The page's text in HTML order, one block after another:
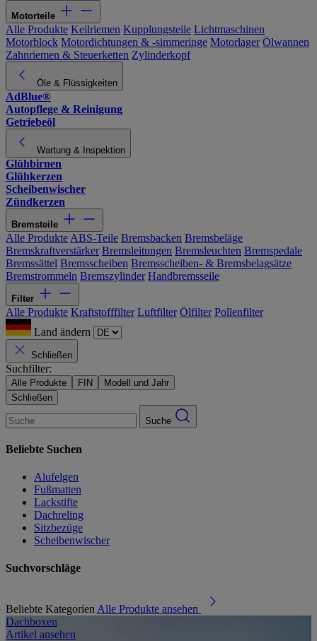
Motorteile
Alle Produkte Keilriemen Kupplungsteile Lichtmaschinen
Motorblock Motordichtungen & -simmeringe Motorlager Ölwannen
Zahnriemen & Steuerketten Zylinderkopf
Öle & Flüssigkeiten
AdBlue®
Autopflege & Reinigung
Getriebeöl
Wartung & Inspektion
Glühbirnen
Glühkerzen
Scheibenwischer
Zündkerzen
Bremsteile
Alle Produkte ABS-Teile Bremsbacken Bremsbeläge
Bremskraftverstärker Bremsleitungen Bremsleuchten Bremspedale
Bremssättel Bremsscheiben Bremsscheiben- & Bremsbelagsätze
Bremstrommeln Bremszylinder Handbremsseile
Filter
Alle Produkte Kraftstofffilter Luftfilter Ölfilter Pollenfilter
Land ändern
Schließen
Suchfilter:
Alle Produkte FIN
Modell und Jahr
Schließen
Suche
Beliebte Suchen
Alufelgen
Fußmatten
Lackstifte
Dachreling
Sitzbezüge
Scheibenwischer
Suchvorschläge
Beliebte Kategorien Alle Produkte ansehen
Dachboxen
Artikel ansehen